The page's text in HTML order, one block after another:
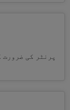
پرنٹر کی ضرورت